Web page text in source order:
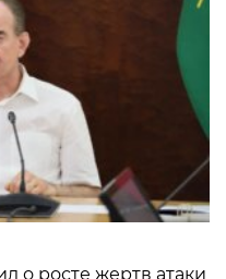
о росте жертв атаки